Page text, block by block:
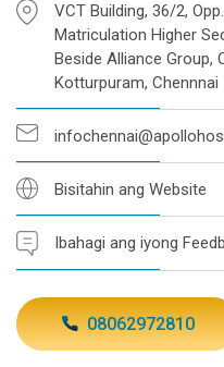
VCT Building, 36/2,
Matriculation Higher
Beside Alliance Group,
Kotturpuram, Chennnai
Bisitahin ang Website
Ibahagi ang iyong
08062972810